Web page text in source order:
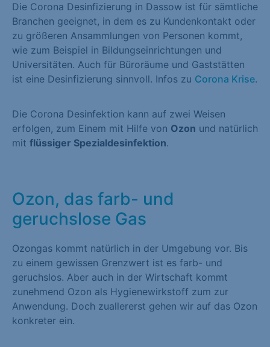
Die Corona Desinfizierung in Dassow ist für sämtliche
Branchen geeignet, in dem es zu Kundenkontakt oder
zu größeren Ansammlungen von Personen kommt,
wie zum Beispiel in Bildungseinrichtungen und
Universitäten. Auch für Büroräume und Gaststätten
ist eine Desinfizierung sinnvoll. Infos zu Corona Krise.
Die Corona Desinfektion kann auf zwei Weisen
erfolgen, zum Einem mit Hilfe von Ozon und natürlich
mit flüssiger Spezialdesinfektion.
Ozon, das farb- und
geruchslose Gas
Ozongas kommt natürlich in der Umgebung vor. Bis
zu einem gewissen Grenzwert ist es farb- und
geruchslos. Aber auch in der Wirtschaft kommt
zunehmend Ozon als Hygienewirkstoff zum zur
Anwendung. Doch zuallererst gehen wir auf das Ozon
konkreter ein.